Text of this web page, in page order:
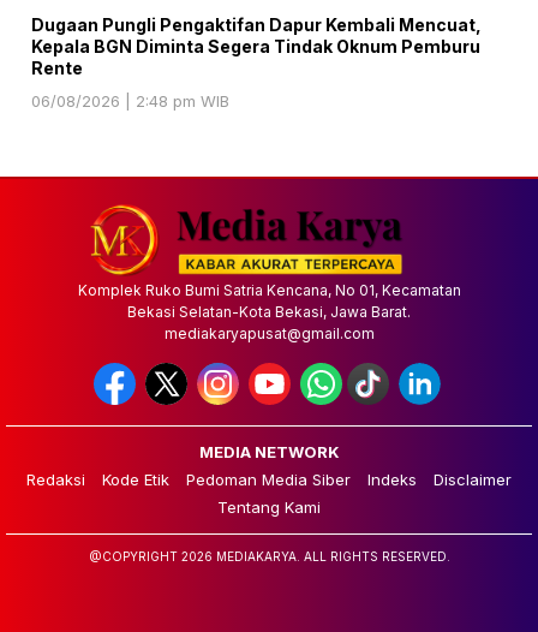
Dugaan Pungli Pengaktifan Dapur Kembali Mencuat,
Kepala BGN Diminta Segera Tindak Oknum Pemburu
Rente
06/08/2026 | 2:48 pm WIB
Komplek Ruko Bumi Satria Kencana, No 01, Kecamatan
Bekasi Selatan-Kota Bekasi, Jawa Barat.
mediakaryapusat@gmail.com
MEDIA NETWORK
Redaksi
Kode Etik Pedoman Media Siber Indeks
Disclaimer
Tentang Kami
@COPYRIGHT 2026 MEDIAKARYA. ALL RIGHTS RESERVED.